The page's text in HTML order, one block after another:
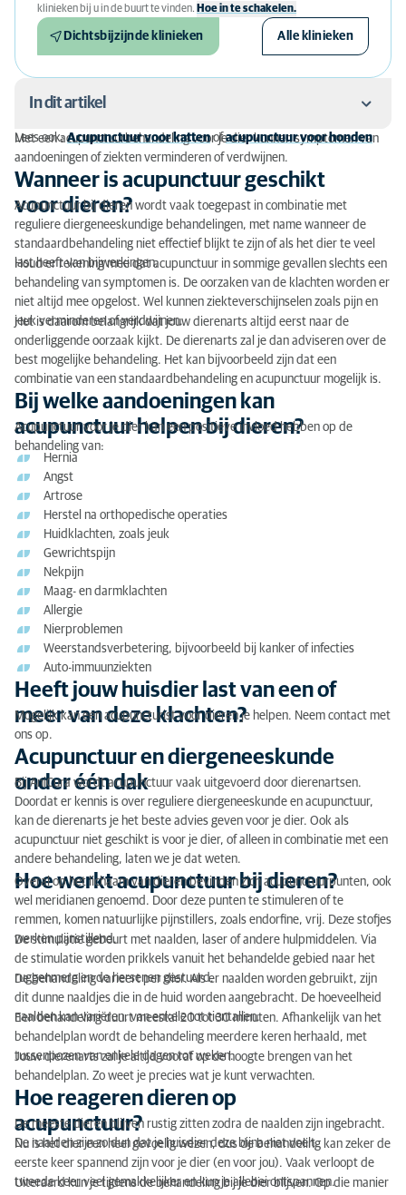
klinieken bij u in de buurt te vinden. Hoe in te schakelen.
Dichtsbijzijnde klinieken Alle klinieken
In dit artikel
Wanneer is acupunctuur geschikt voor dieren?
Bij welke aandoeningen kan acupunctuur helpen bij
dieren?
Heeft jouw huisdier last van een of meer van deze
klachten?
Acupunctuur en diergeneeskunde onder één dak
Hoe werkt acupunctuur bij dieren?
Hoe reageren dieren op acupunctuur?
Wat zijn de kosten van acupunctuur voor je dier?
Wil je meer weten of een afspraak maken?
Lees ook:Acupunctuur voor kattenofacupunctuur voor honden
Met een acupunctuurbehandeling voor je dier kunnen symptomen van
aandoeningen of ziekten verminderen of verdwijnen.
Wanneer is acupunctuur geschikt
voor dieren?
Acupunctuur bij dieren wordt vaak toegepast in combinatie met
reguliere diergeneeskundige behandelingen, met name wanneer de
standaardbehandeling niet effectief blijkt te zijn of als het dier te veel
last heeft van bijwerkingen.
Houd er rekening mee dat acupunctuur in sommige gevallen slechts een
behandeling van symptomen is. De oorzaken van de klachten worden er
niet altijd mee opgelost. Wel kunnen ziekteverschijnselen zoals pijn en
jeuk verminderen of verdwijnen.
Het is daarom belangrijk dat jouw dierenarts altijd eerst naar de
onderliggende oorzaak kijkt. De dierenarts zal je dan adviseren over de
best mogelijke behandeling. Het kan bijvoorbeeld zijn dat een
combinatie van een standaardbehandeling en acupunctuur mogelijk is.
Bij welke aandoeningen kan
acupunctuur helpen bij dieren?
Acupunctuur voor je dier kan een positieve invloed hebben op de
behandeling van:
Hernia
Angst
Artrose
Herstel na orthopedische operaties
Huidklachten, zoals jeuk
Gewrichtspijn
Nekpijn
Maag- en darmklachten
Allergie
Nierproblemen
Weerstandsverbetering, bijvoorbeeld bij kanker of infecties
Auto-immuunziekten
Heeft jouw huisdier last van een of
meer van deze klachten?
Mogelijk kan een acupuncturist voor dieren je helpen. Neem contact met
ons op.
Acupunctuur en diergeneeskunde
onder één dak
Bij AniCura wordt acupunctuur vaak uitgevoerd door dierenartsen.
Doordat er kennis is over reguliere diergeneeskunde en acupunctuur,
kan de dierenarts je het beste advies geven voor je dier. Ook als
acupunctuur niet geschikt is voor je dier, of alleen in combinatie met een
andere behandeling, laten we je dat weten.
Hoe werkt acupunctuur bij dieren?
Overal op het lichaam van dieren bevinden zich acupunctuurpunten, ook
wel meridianen genoemd. Door deze punten te stimuleren of te
remmen, komen natuurlijke pijnstillers, zoals endorfine, vrij. Deze stofjes
werken pijnstillend.
De stimulatie gebeurt met naalden, laser of andere hulpmiddelen. Via
de stimulatie worden prikkels vanuit het behandelde gebied naar het
ruggenmerg en de hersenen gestuurd.
De behandeling varieert per dier. Als er naalden worden gebruikt, zijn
dit dunne naaldjes die in de huid worden aangebracht. De hoeveelheid
naalden kan variëren, van enkele tot tientallen.
Een behandeling duurt meestal 20 tot 30 minuten. Afhankelijk van het
behandelplan wordt de behandeling meerdere keren herhaald, met
tussenpozen van enkele dagen tot weken.
Jouw dierenarts zal je altijd vooraf op de hoogte brengen van het
behandelplan. Zo weet je precies wat je kunt verwachten.
Hoe reageren dieren op
acupunctuur?
De meeste dieren blijven rustig zitten zodra de naalden zijn ingebracht.
De naalden zijn zo dun dat je huisdier deze bijna niet voelt.
Nu is het dier een heel gevoelig wezen, dus de behandeling kan zeker de
eerste keer spannend zijn voor je dier (en voor jou). Vaak verloopt de
tweede keer veel gemakkelijker en kun je allebei ontspannen.
Uiteraard kun je tijdens de behandeling bij je dier blijven. Op die manier